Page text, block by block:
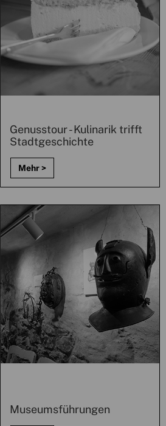
Genusstour - Kulinarik trifft
Stadtgeschichte
Museumsführungen